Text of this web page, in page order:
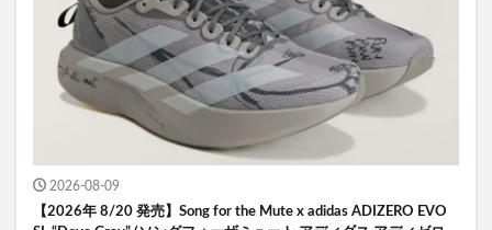
2026-08-09
【2026年 8/20 発売】Song for the Mute x adidas ADIZERO EVO